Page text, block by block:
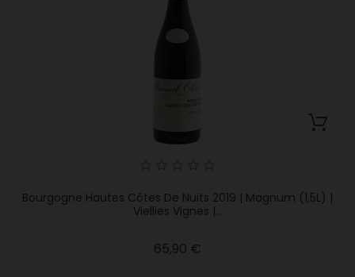
Bourgogne Hautes Côtes De Nuits 2019 | Magnum (1,5L) |
Viellies Vignes |...
65,90 €